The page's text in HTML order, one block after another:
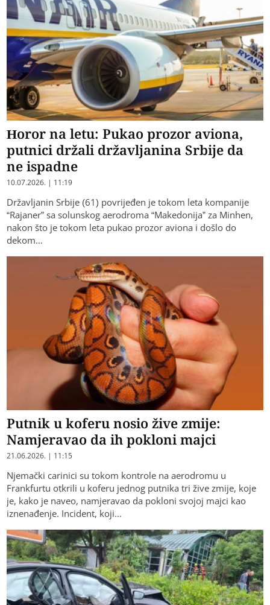
Horor na letu: Pukao prozor aviona,
putnici držali državljanina Srbije da
ne ispadne
10.07.2026. | 11:19
Državljanin Srbije (61) povrijeđen je tokom leta kompanije
“Rajaner” sa solunskog aerodroma “Makedonija” za Minhen,
nakon što je tokom leta pukao prozor aviona i došlo do
dekom…
Putnik u koferu nosio žive zmije:
Namjeravao da ih pokloni majci
21.06.2026. | 11:15
Njemački carinici su tokom kontrole na aerodromu u
Frankfurtu otkrili u koferu jednog putnika tri žive zmije, koje
je, kako je naveo, namjeravao da pokloni svojoj majci kao
iznenađenje. Incident, koji…